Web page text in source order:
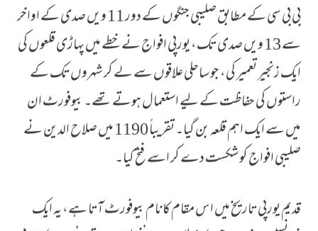
بی بی سی کے مطابق صلیبی جنگوں کے دور 11 ویں صدی کے اواخر
سے 13 ویں صدی تک، یورپی افواج نے خطے میں پہاڑی قلعوں کی
ایک زنجیر تعمیر کی، جو ساحلی علاقوں سے لے کر شہروں تک کے
راستوں کی حفاظت کے لیے استعمال ہوتے تھے۔ بیوفورٹ ان
میں سے ایک اہم قلعہ بن گیا۔ تقریباً 1190 میں صلاح الدین نے
صلیبی افواج کو شکست دے کر اسے فتح کیا۔
قدیم یورپی تاریخ میں اس مقام کا نام بیوفورٹ آتا ہے، یہ ایک